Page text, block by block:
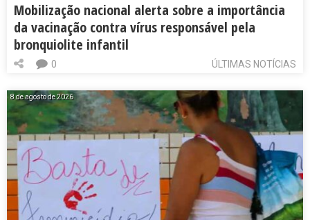
Mobilização nacional alerta sobre a importância
da vacinação contra vírus responsável pela
bronquiolite infantil
ÚLTIMAS NOTÍCIAS
0
8 de agosto de 2026